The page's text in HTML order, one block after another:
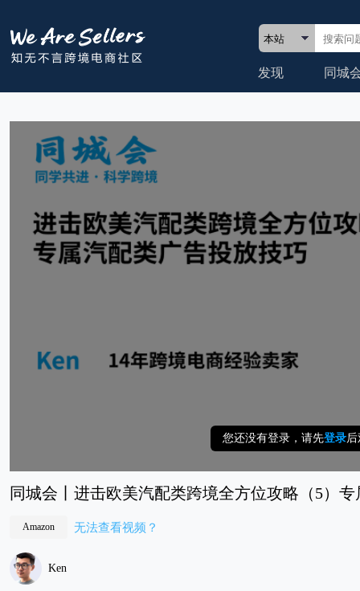
发现 同城
您还没有登录，请先登录
同城会丨进击欧美汽配类跨境全方位攻略（5）
Amazon 无法查看视频？
Ken